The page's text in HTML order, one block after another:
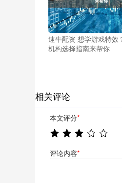
速牛配资 想学游戏特效
机构选择指南来帮你
相关评论
本文评分*
评论内容*